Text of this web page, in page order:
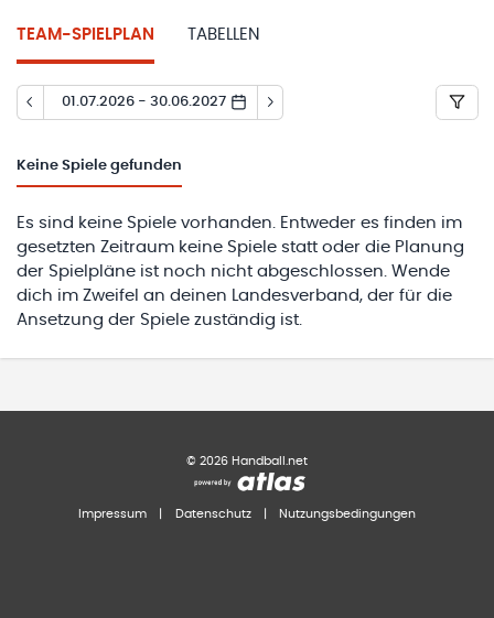
TEAM-SPIELPLAN TABELLEN
01.07.2026 - 30.06.2027
Keine Spiele gefunden
Es sind keine Spiele vorhanden. Entweder es finden im
gesetzten Zeitraum keine Spiele statt oder die Planung
der Spielpläne ist noch nicht abgeschlossen. Wende
dich im Zweifel an deinen Landesverband, der für die
Ansetzung der Spiele zuständig ist.
© 2026 Handball.net
Impressum Datenschutz Nutzungsbedingungen